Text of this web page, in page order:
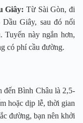
Giây: Từ Sài Gòn, đi
Giây, sau đó nối
Tuyến này ngắn hơn,
có phí cầu đường.
đến Bình Châu là 2,5-
hoặc dịp lễ, thời gian
đường, bạn nên khởi